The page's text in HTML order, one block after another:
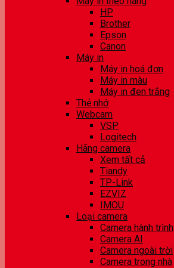
HP
Brother
Epson
Canon
Máy in
Máy in hoá đơn
Máy in màu
Máy in đen trắng
Thẻ nhớ
Webcam
VSP
Logitech
Hãng camera
Xem tất cả
Tiandy
TP-Link
EZVIZ
IMOU
Loại camera
Camera hành trình
Camera AI
Camera ngoài trời
Camera trong nhà